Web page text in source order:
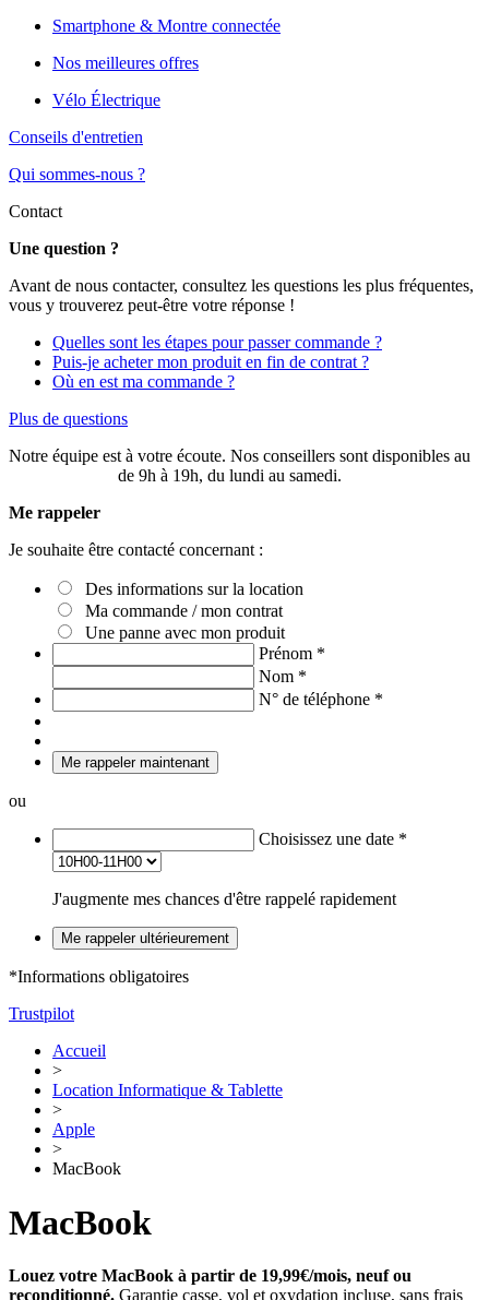
Smartphone & Montre connectée
Nos meilleures offres
Vélo Électrique
Conseils d'entretien
Qui sommes-nous ?
Contact
Une question ?
Avant de nous contacter, consultez les questions les plus fréquentes,
vous y trouverez peut-être votre réponse !
Quelles sont les étapes pour passer commande ?
Puis-je acheter mon produit en fin de contrat ?
Où en est ma commande ?
Plus de questions
Notre équipe est à votre écoute. Nos conseillers sont disponibles au
de 9h à 19h, du lundi au samedi.
Me rappeler
Je souhaite être contacté concernant :
Des informations sur la location
Ma commande / mon contrat
Une panne avec mon produit
Prénom *
Nom *
N° de téléphone *
Me rappeler maintenant
ou
Choisissez une date *
J'augmente mes chances d'être rappelé rapidement
Me rappeler ultérieurement
*Informations obligatoires
Trustpilot
Accueil
>
Location Informatique & Tablette
>
Apple
>
MacBook
MacBook
Louez votre MacBook à partir de 19,99€/mois, neuf ou
reconditionné. Garantie casse, vol et oxydation incluse, sans frais